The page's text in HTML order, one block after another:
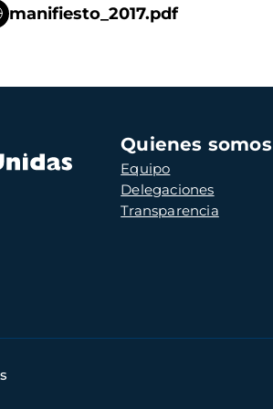
manifiesto_2017.pdf
Navegación
principal
Quienes somos
Equipo
Delegaciones
Transparencia